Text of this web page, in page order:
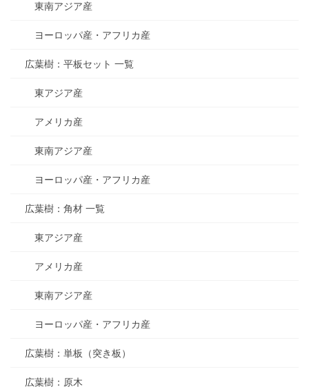
東南アジア産
ヨーロッパ産・アフリカ産
広葉樹：平板セット 一覧
東アジア産
アメリカ産
東南アジア産
ヨーロッパ産・アフリカ産
広葉樹：角材 一覧
東アジア産
アメリカ産
東南アジア産
ヨーロッパ産・アフリカ産
広葉樹：単板（突き板）
広葉樹：原木